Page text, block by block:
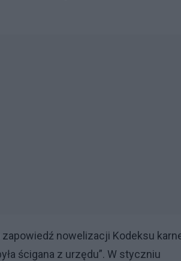
nowelizacji Kodeksu
ścigana z urzędu”. W styczniu